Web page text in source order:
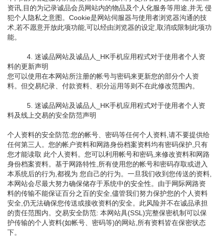
资讯,目的为记录诚品会员网站内的物品及个人化服务等用途,并无 侵
犯个人隐私之意图。Cookie是网站伺服器与使用者浏览器沟通的技
术,若不愿意开放此项功能,可以经由浏览器的设定,取消或限制此项功
能。
4. 迷诚品网站及诚品人_HK手机应用程式对于使用者个人资
料的更新声明
您可以使用在本网站所注册的帐号与密码来更新您的部分个人资
料。但交易纪录、付款资料、积分运用等则不在此修改范围内。
5. 迷诚品网站及诚品人_HK手机应用程式对于使用者个人资
料及线上交易的安全防范声明
个人资料的安全防范:您的帐号、密码等任何个人资料,请不要提供给
任何第三人。您的帐户资料和网路身份档案资料均有密码保护,只有
您才能读取 此个人资料。您可以利用帐号和密码,来修改资料和网路
身份档案资料。基于网路特性,所有使用您的帐号和密码存取或进入
本系统后的行为,都视为 您自己的行为。一旦我们收到您传送的资料,
本网站会尽最大努力确保储存于系统中的安全性。由于网际网路资
料的传输不能保证百分之百的安全,儘管我们努力保护您的个人资料
安全,仍无法确保您传送或接收资料的安全。此风险并不在诚品承担
的责任范围内。交易安全防范: 本网站具(SSL)完整保密机制可以保
护传输的个人资料(如帐号、密码等)的网站,所有资料皆在保密状态
下。